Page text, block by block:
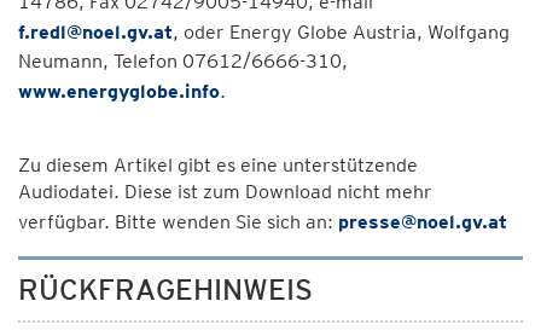
f.redl@noel.gv.at, oder Energy Globe Austria, Wolfgang
Neumann, Telefon 07612/6666-310,
www.energyglobe.info.
Zu diesem Artikel gibt es eine unterstützende
Audiodatei. Diese ist zum Download nicht mehr
verfügbar. Bitte wenden Sie sich an: presse@noel.gv.at
RÜCKFRAGEHINWEIS